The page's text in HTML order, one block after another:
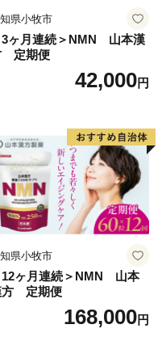
県小牧市
3ヶ月連続＞NMN 山本漢
定期便
42,000円
県小牧市
12ヶ月連続＞NMN 山本
方 定期便
168,000円